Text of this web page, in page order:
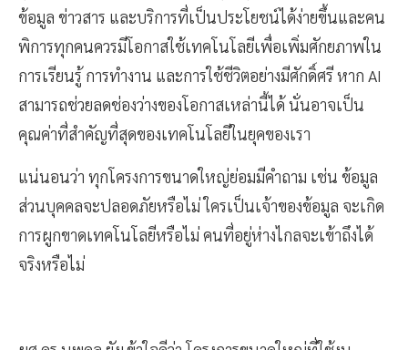
ข้อมูล ข่าวสาร และบริการที่เป็นประโยชน์ได้ง่ายขึ้นและคน
พิการทุกคนควรมีโอกาสใช้เทคโนโลยีเพื่อเพิ่มศักยภาพใน
การเรียนรู้ การทำงาน และการใช้ชีวิตอย่างมีศักดิ์ศรี หาก AI
สามารถช่วยลดช่องว่างของโอกาสเหล่านี้ได้ นั่นอาจเป็น
คุณค่าที่สำคัญที่สุดของเทคโนโลยีในยุคของเรา
แน่นอนว่า ทุกโครงการขนาดใหญ่ย่อมมีคำถาม เช่น ข้อมูล
ส่วนบุคคลจะปลอดภัยหรือไม่ ใครเป็นเจ้าของข้อมูล จะเกิด
การผูกขาดเทคโนโลยีหรือไม่ คนที่อยู่ห่างไกลจะเข้าถึงได้
จริงหรือไม่